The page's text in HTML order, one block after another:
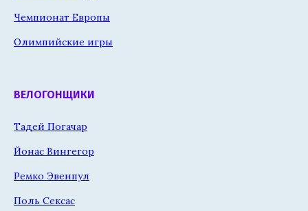
Чемпионат Европы
Олимпийские игры
ВЕЛОГОНЩИКИ
Тадей Погачар
Йонас Вингегор
Ремко Эвенпул
Поль Сексас